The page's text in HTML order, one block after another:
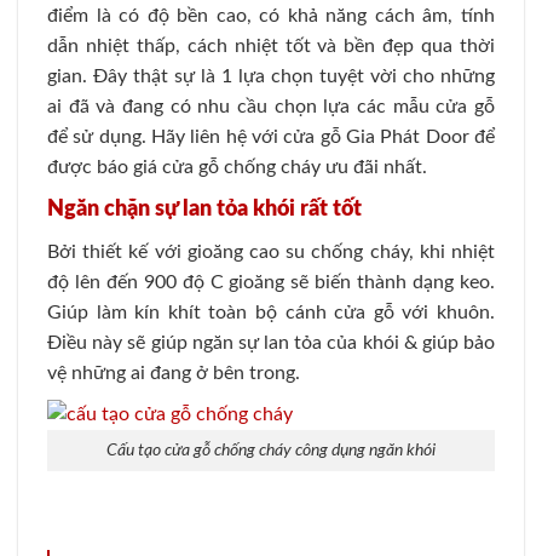
điểm là có độ bền cao, có khả năng cách âm, tính
dẫn nhiệt thấp, cách nhiệt tốt và bền đẹp qua thời
gian. Đây thật sự là 1 lựa chọn tuyệt vời cho những
ai đã và đang có nhu cầu chọn lựa các mẫu cửa gỗ
để sử dụng. Hãy liên hệ với cửa gỗ Gia Phát Door để
được báo giá cửa gỗ chống cháy ưu đãi nhất.
Ngăn chặn sự lan tỏa khói rất tốt
Bởi thiết kế với gioăng cao su chống cháy, khi nhiệt
độ lên đến 900 độ C gioăng sẽ biến thành dạng keo.
Giúp làm kín khít toàn bộ cánh cửa gỗ với khuôn.
Điều này sẽ giúp ngăn sự lan tỏa của khói & giúp bảo
vệ những ai đang ở bên trong.
Cấu tạo cửa gỗ chống cháy công dụng ngăn khói